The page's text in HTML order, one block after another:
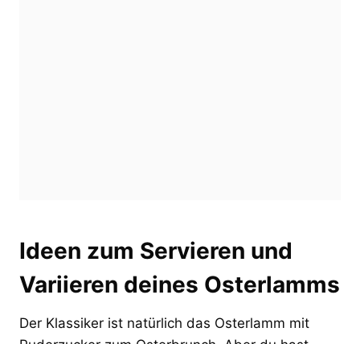
Ideen zum Servieren und
Variieren deines Osterlamms
Der Klassiker ist natürlich das Osterlamm mit